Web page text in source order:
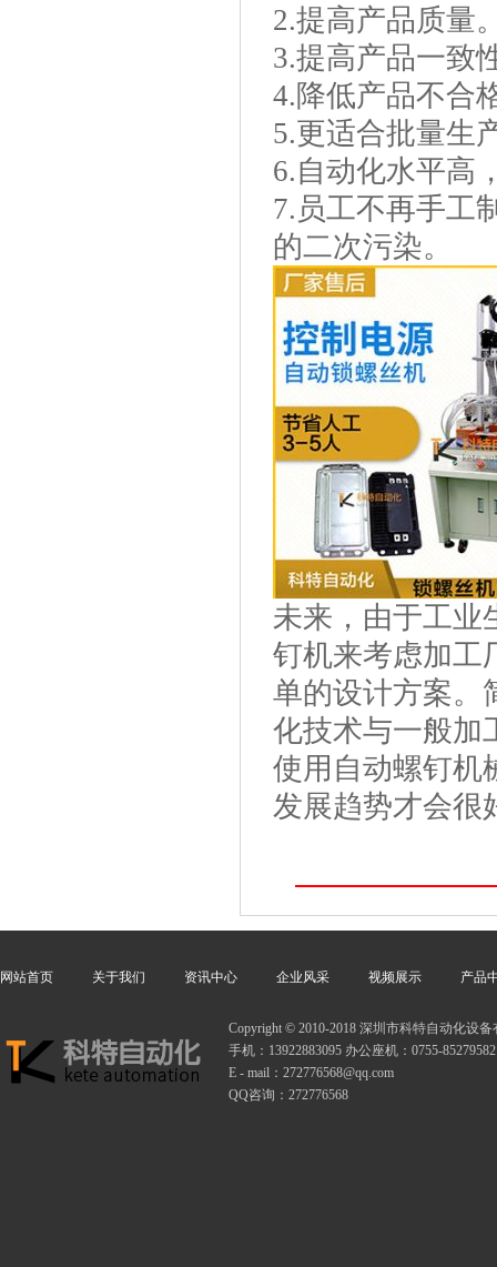
2.提高产品质量
3.提高产品一致
4.降低产品不合
5.更适合批量生
6.自动化水平高
7.员工不再手工
的二次污染。
未来，由于工业
钉机来考虑加工
单的设计方案。
化技术与一般加
使用自动螺钉机
发展趋势才会很
网站首页 关于我们 资讯中心 企业风采 视频展示 产品
Copyright © 2010-2018 深圳市科特自动化设
手机：13922883095 办公座机：0755-85279582
E - mail：272776568@qq.com
QQ咨询：272776568